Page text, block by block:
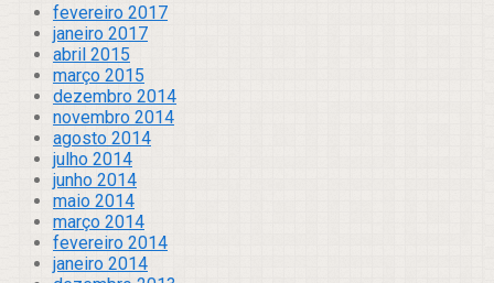
fevereiro 2017
janeiro 2017
abril 2015
março 2015
dezembro 2014
novembro 2014
agosto 2014
julho 2014
junho 2014
maio 2014
março 2014
fevereiro 2014
janeiro 2014